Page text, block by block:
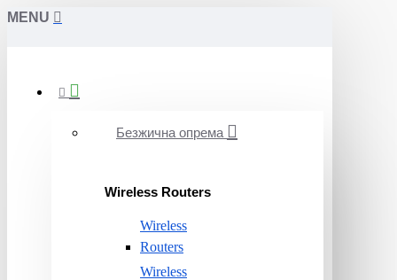
MENU
Безжична опрема
Wireless Routers
Wireless
Routers
Wireless